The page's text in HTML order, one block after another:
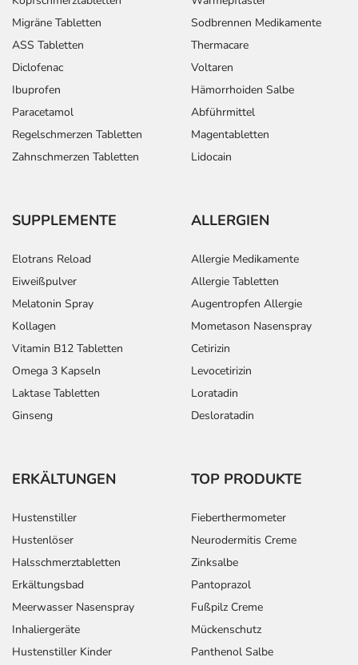
Migräne Tabletten
ASS Tabletten
Diclofenac
Ibuprofen
Paracetamol
Regelschmerzen Tabletten
Zahnschmerzen Tabletten
Sodbrennen Medikamente
Thermacare
Voltaren
Hämorrhoiden Salbe
Abführmittel
Magentabletten
Lidocain
SUPPLEMENTE
Elotrans Reload
Eiweißpulver
Melatonin Spray
Kollagen
Vitamin B12 Tabletten
Omega 3 Kapseln
Laktase Tabletten
Ginseng
ALLERGIEN
Allergie Medikamente
Allergie Tabletten
Augentropfen Allergie
Mometason Nasenspray
Cetirizin
Levocetirizin
Loratadin
Desloratadin
ERKÄLTUNGEN
Hustenstiller
Hustenlöser
Halsschmerztabletten
Erkältungsbad
Meerwasser Nasenspray
Inhaliergeräte
Hustenstiller Kinder
TOP PRODUKTE
Fieberthermometer
Neurodermitis Creme
Zinksalbe
Pantoprazol
Fußpilz Creme
Mückenschutz
Panthenol Salbe